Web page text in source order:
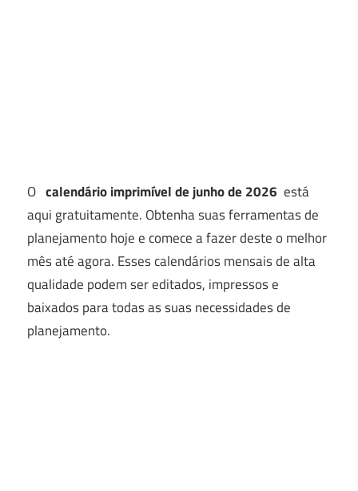
O calendário imprimível de junho de 2026 está
aqui gratuitamente. Obtenha suas ferramentas de
planejamento hoje e comece a fazer deste o melhor
mês até agora. Esses calendários mensais de alta
qualidade podem ser editados, impressos e
baixados para todas as suas necessidades de
planejamento.